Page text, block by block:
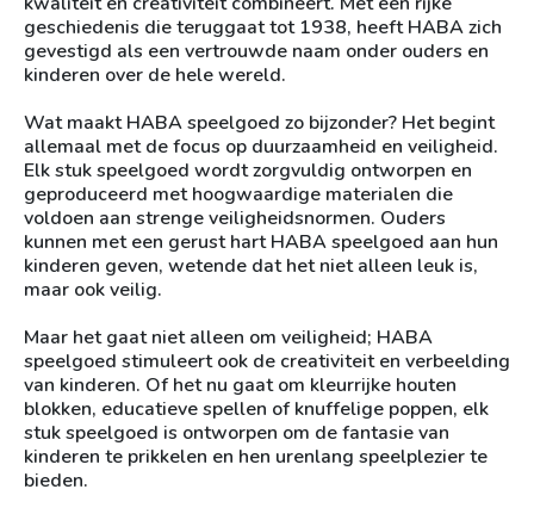
geschiedenis die teruggaat tot 1938, heeft HABA zich
gevestigd als een vertrouwde naam onder ouders en
kinderen over de hele wereld.
Wat maakt HABA speelgoed zo bijzonder? Het begint
allemaal met de focus op duurzaamheid en veiligheid.
Elk stuk speelgoed wordt zorgvuldig ontworpen en
geproduceerd met hoogwaardige materialen die
voldoen aan strenge veiligheidsnormen. Ouders
kunnen met een gerust hart HABA speelgoed aan hun
kinderen geven, wetende dat het niet alleen leuk is,
maar ook veilig.
Maar het gaat niet alleen om veiligheid; HABA
speelgoed stimuleert ook de creativiteit en verbeelding
van kinderen. Of het nu gaat om kleurrijke houten
blokken, educatieve spellen of knuffelige poppen, elk
stuk speelgoed is ontworpen om de fantasie van
kinderen te prikkelen en hen urenlang speelplezier te
bieden.